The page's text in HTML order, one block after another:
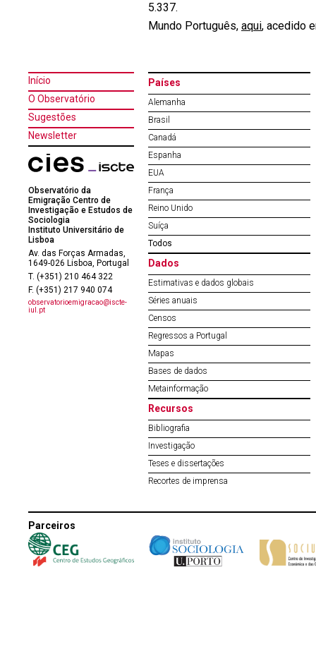
5.337.
Mundo Português, aqui, acedido
Início
O Observatório
Sugestões
Newsletter
Observatório da
Emigração Centro de
Investigação e Estudos de
Sociologia
Instituto Universitário de
Lisboa
Av. das Forças Armadas,
1649-026 Lisboa, Portugal
T. (+351) 210 464 322
F. (+351) 217 940 074
observatorioemigracao@iscte-
iul.pt
Países
Alemanha
Brasil
Canadá
Espanha
EUA
França
Reino Unido
Suíça
Todos
Dados
Estimativas e dados globais
Séries anuais
Censos
Regressos a Portugal
Mapas
Bases de dados
Metainformação
Recursos
Bibliografia
Investigação
Teses e dissertações
Recortes de imprensa
Parceiros